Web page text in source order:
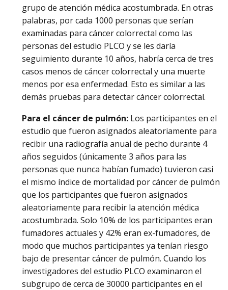
grupo de atención médica acostumbrada. En otras
palabras, por cada 1000 personas que serían
examinadas para cáncer colorrectal como las
personas del estudio PLCO y se les daría
seguimiento durante 10 años, habría cerca de tres
casos menos de cáncer colorrectal y una muerte
menos por esa enfermedad. Esto es similar a las
demás pruebas para detectar cáncer colorrectal.
Para el cáncer de pulmón: Los participantes en el
estudio que fueron asignados aleatoriamente para
recibir una radiografía anual de pecho durante 4
años seguidos (únicamente 3 años para las
personas que nunca habían fumado) tuvieron casi
el mismo índice de mortalidad por cáncer de pulmón
que los participantes que fueron asignados
aleatoriamente para recibir la atención médica
acostumbrada. Solo 10% de los participantes eran
fumadores actuales y 42% eran ex-fumadores, de
modo que muchos participantes ya tenían riesgo
bajo de presentar cáncer de pulmón. Cuando los
investigadores del estudio PLCO examinaron el
subgrupo de cerca de 30000 participantes en el